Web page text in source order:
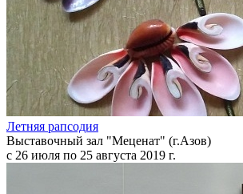
Летняя рапсодия
Выставочный зал "Меценат" (г.Азов)
с 26 июля по 25 августа 2019 г.